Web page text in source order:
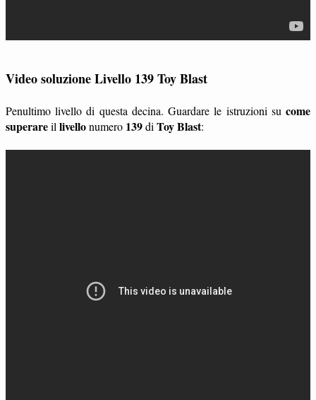
Video soluzione Livello 139 Toy Blast
Penultimo livello di questa decina. Guardare le istruzioni su come
superareil livellonumero 139di Toy Blast: